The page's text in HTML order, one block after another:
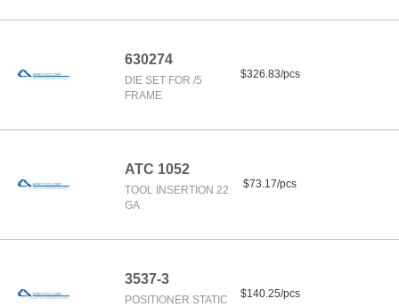
630274
DIE SET FOR /5
FRAME
$326.83/pcs
ATC 1052
TOOL INSERTION 22
GA
$73.17/pcs
3537-3
POSITIONER STATIC
$140.25/pcs